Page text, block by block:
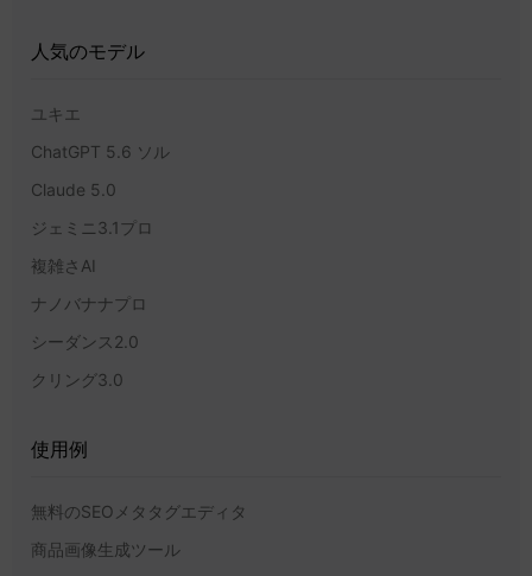
人気のモデル
ユキエ
ChatGPT 5.6 ソル
Claude 5.0
ジェミニ3.1プロ
複雑さAI
ナノバナナプロ
シーダンス2.0
クリング3.0
使用例
無料のSEOメタタグエディタ
商品画像生成ツール